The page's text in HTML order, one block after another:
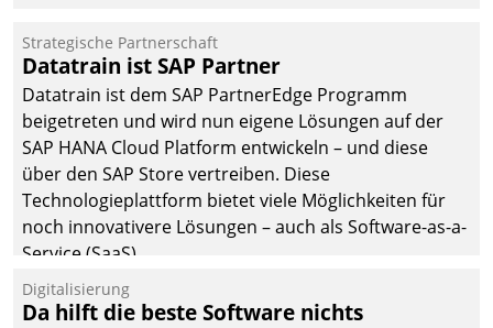
Einsparungen durch optimierte und automatisierte
Prozesse. Doch man darf nicht zu viel erwarten: Allein
mit der Einführung einer neuen Software ist es nicht
getan. Die Digitalisierung erfordert von Unternehmen
die Bereitschaft, sich zu überprüfen, zu hinterfragen
und zu verändern.
Strategische Partnerschaft
Datatrain ist SAP Partner
Datatrain ist dem SAP PartnerEdge Programm
beigetreten und wird nun eigene Lösungen auf der
SAP HANA Cloud Platform entwickeln – und diese
über den SAP Store vertreiben. Diese
Technologieplattform bietet viele Möglichkeiten für
noch innovativere Lösungen – auch als Software-as-a-
Service (SaaS).
Digitalisierung
Da hilft die beste Software nichts